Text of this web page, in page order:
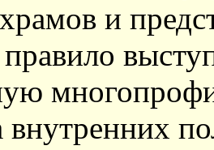
и
правило
внутренних